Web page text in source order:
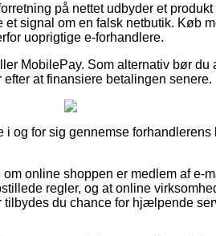
på nettet udbyder et
signal om en falsk netbutik. Køb
uoprigtige e-forhandlere.
MobilePay. Som alternativ bør
at finansiere betalingen senere.
i og for sig gennemse
online shoppen er medlem af e-
regler, og at online
du chance for hjælpende